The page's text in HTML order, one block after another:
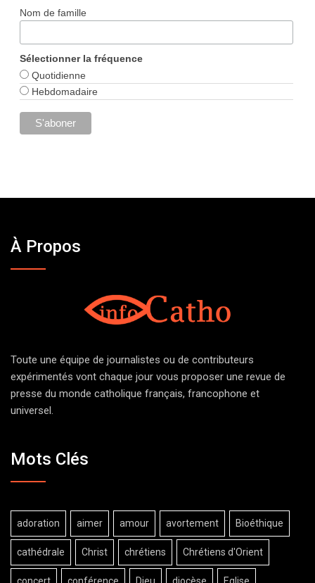
Nom de famille
Sélectionner la fréquence
Quotidienne
Hebdomadaire
À Propos
Toute une équipe de journalistes ou de contributeurs
expérimentés vont chaque jour vous proposer une revue de
presse du monde catholique français, francophone et
universel.
Mots Clés
adoration aimer amour avortement Bioéthique
cathédrale Christ chrétiens Chrétiens d'Orient
concert conférence Dieu diocèse Eglise